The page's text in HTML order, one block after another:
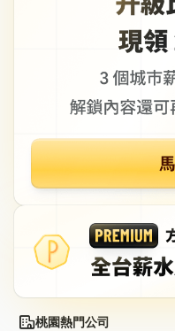
桃園熱門公司